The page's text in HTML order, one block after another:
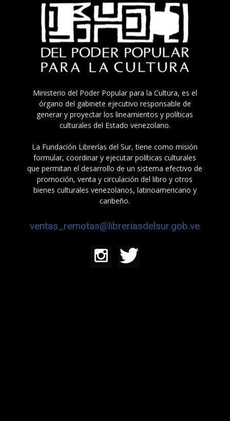
Ministerio del Poder Popular para la Cultura, es el
órgano del gabinete ejecutivo responsable de
generar y proyectar los lineamientos y políticas
culturales del Estado venezolano.
La Fundación Librerías del Sur, tiene como misión
formular, coordinar y ejecutar políticas culturales
que permitan el desarrollo de un sistema efectivo de
promoción, venta y circulación del libro y otros
bienes culturales venezolanos, latinoamericano y
caribeño.
ventas_remotas@libreriasdelsur.gob.ve